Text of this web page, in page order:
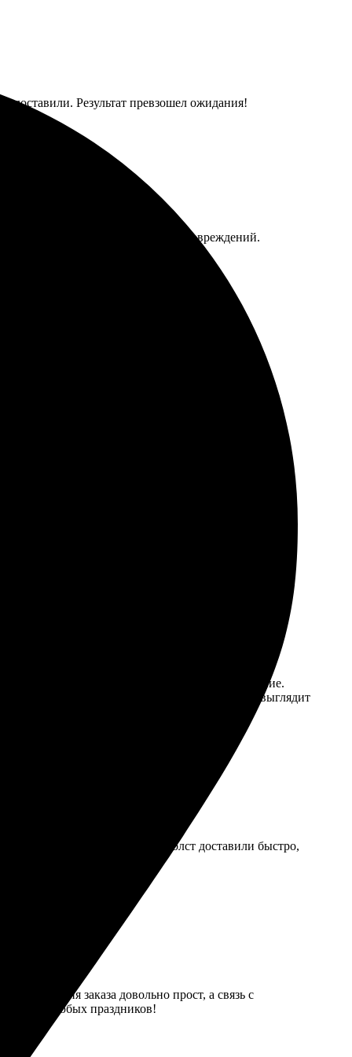
доставили. Результат превзошел ожидания!
сайта. Доставили быстро и без повреждений.
Процесс оформления прост и удобен.
оформления заказа простой, а получилась
нашла нужный формат и загрузила изображение.
качеством. Цвета яркие, принт четкий – выглядит
снова!
на вопросы. Готовый холст доставили быстро,
оформления заказа довольно прост, а связь с
для любых праздников!